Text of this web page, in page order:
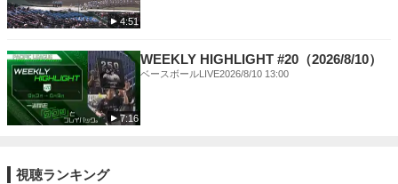
4:51
7:16
WEEKLY HIGHLIGHT #20（2026/8/10）
ベースボールLIVE2026/8/10 13:00
視聴ランキング